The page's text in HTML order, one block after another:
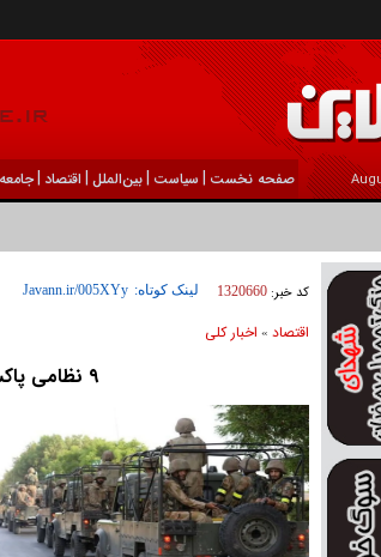
صفحه نخست | سیاست |بين‌الملل | اقتصاد |جامعه
کد خبر: 1320660 لینک کوتاه:
اقتصاد» اخبار کلی
۹ نظامی پاکستانی بر اثر انفجار بمب کشته شدند